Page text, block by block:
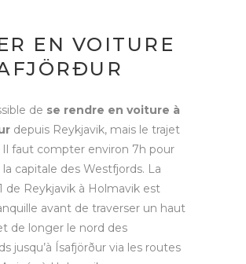
EN VOITURE
de se rendre en voiture à
depuis Reykjavik, mais le trajet
Il faut compter environ 7h pour
capitale des Westfjords. La
de Reykjavik à Holmavik est
avant de traverser un haut
de longer le nord des
jusqu’à Ísafjörður via les routes